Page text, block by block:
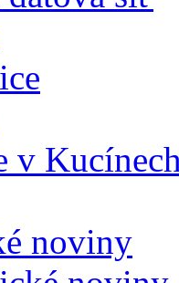
v
noviny